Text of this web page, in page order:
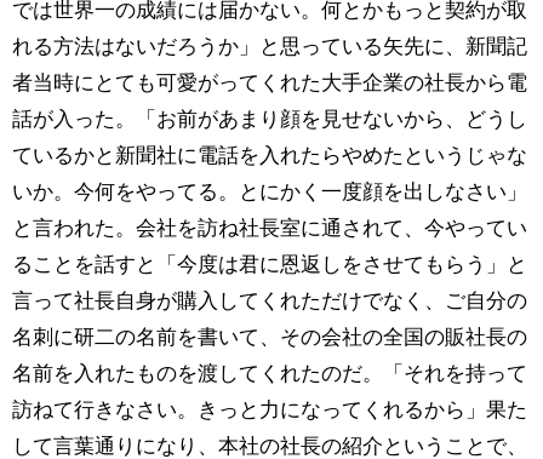
では世界一の成績には届かない。何とかもっと契約が取
れる方法はないだろうか」と思っている矢先に、新聞記
者当時にとても可愛がってくれた大手企業の社長から電
話が入った。「お前があまり顔を見せないから、どうし
ているかと新聞社に電話を入れたらやめたというじゃな
いか。今何をやってる。とにかく一度顔を出しなさい」
と言われた。会社を訪ね社長室に通されて、今やってい
ることを話すと「今度は君に恩返しをさせてもらう」と
言って社長自身が購入してくれただけでなく、ご自分の
名刺に研二の名前を書いて、その会社の全国の販社長の
名前を入れたものを渡してくれたのだ。「それを持って
訪ねて行きなさい。きっと力になってくれるから」果た
して言葉通りになり、本社の社長の紹介ということで、